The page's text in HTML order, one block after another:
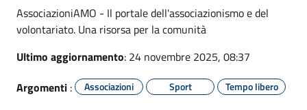
AssociazioniAMO - Il portale dell'associazionismo e del
volontariato. Una risorsa per la comunità
Ultimo aggiornamento: 24 novembre 2025, 08:37
Argomenti : Associazioni Sport Tempo libero